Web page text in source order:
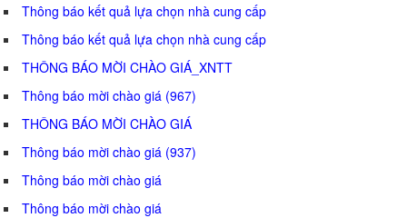
Thông báo kết quả lựa chọn nhà cung cấp
Thông báo kết quả lựa chọn nhà cung cấp
THÔNG BÁO MỜI CHÀO GIÁ_XNTT
Thông báo mời chào giá (967)
THÔNG BÁO MỜI CHÀO GIÁ
Thông báo mời chào giá (937)
Thông báo mời chào giá
Thông báo mời chào giá